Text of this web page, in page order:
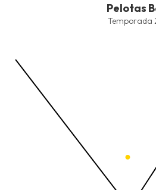
Combination chart with 5 data
The chart has 1 X axis displaying
The chart has 1 Y axis displaying
Pelotas
Temporada